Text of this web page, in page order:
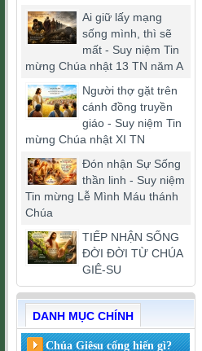
Ai giữ lấy mạng
sống mình, thì sẽ
mất - Suy niệm Tin
mừng Chúa nhật 13 TN năm A
Người thợ gặt trên
cánh đồng truyền
giáo - Suy niệm Tin
mừng Chúa nhật XI TN
Đón nhận Sự Sống
thần linh - Suy niệm
Tin mừng Lễ Mình Máu thánh
Chúa
TIẾP NHẬN SỐNG
ĐỜI ĐỜI TỪ CHÚA
GIÊ-SU
DANH MỤC CHÍNH
Chúa Giêsu cống hiến gì?